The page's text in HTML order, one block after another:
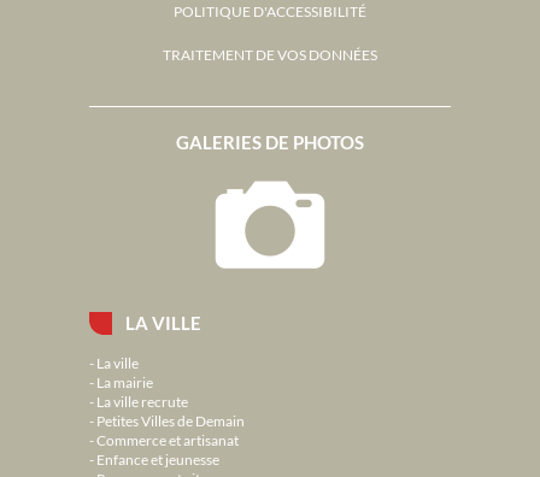
LA VILLE
La ville
La mairie
La ville recrute
Petites Villes de Demain
Commerce et artisanat
Enfance et jeunesse
GALERIES DE PHOTOS
POLITIQUE D'ACCESSIBILITÉ
TRAITEMENT DE VOS DONNÉES